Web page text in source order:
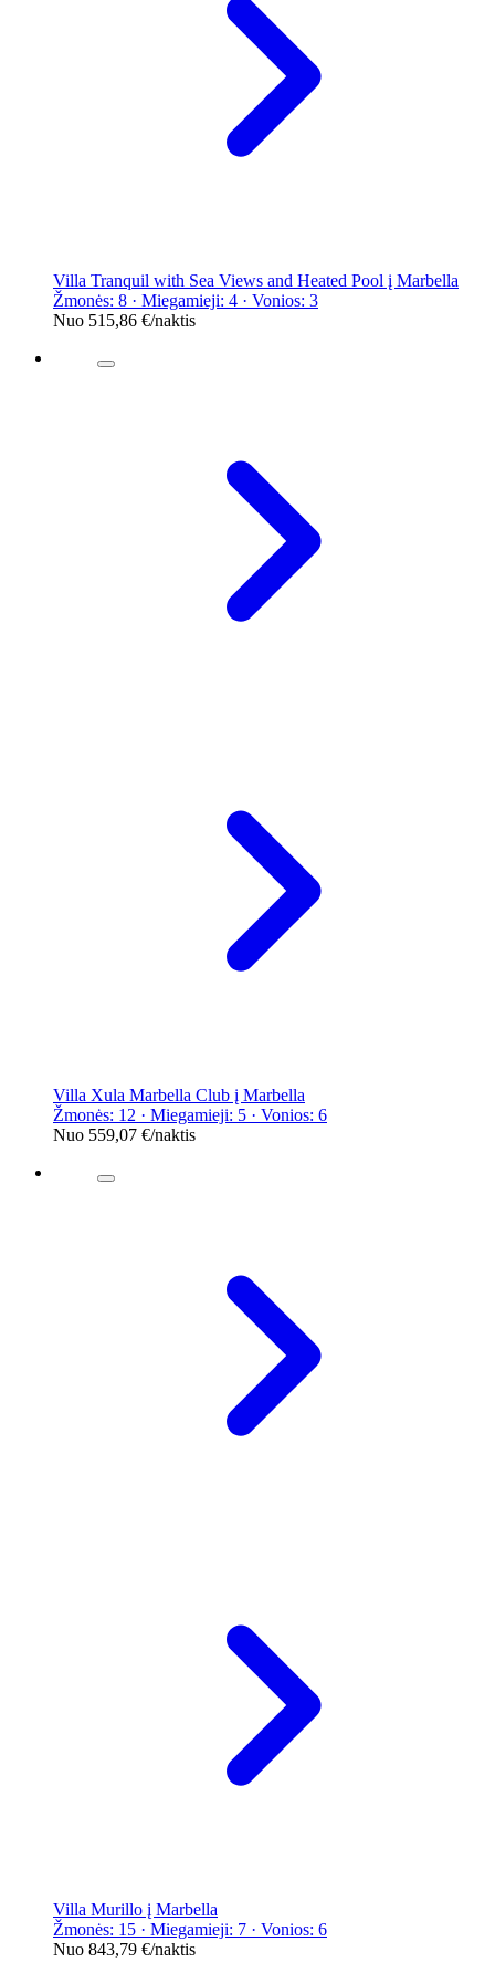
Villa Tranquil with Sea Views and Heated Pool į Marbella
Žmonės: 8 · Miegamieji: 4 · Vonios: 3
Nuo 515,86 €/naktis
Villa Xula Marbella Club į Marbella
Žmonės: 12 · Miegamieji: 5 · Vonios: 6
Nuo 559,07 €/naktis
Villa Murillo į Marbella
Žmonės: 15 · Miegamieji: 7 · Vonios: 6
Nuo 843,79 €/naktis